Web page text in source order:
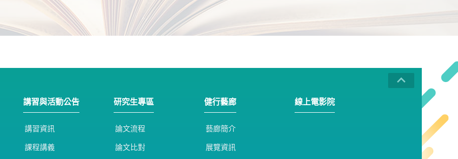
講習與活動公告
講習資訊
課程講義
研究生專區
論文流程
論文比對
健行藝廊
藝廊簡介
展覽資訊
線上電影院